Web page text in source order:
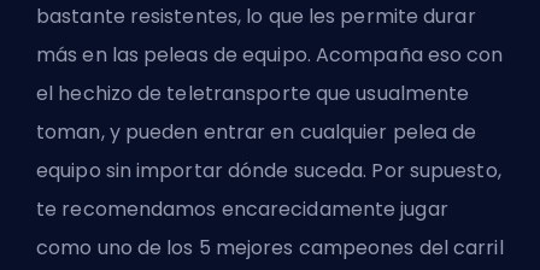
bastante resistentes, lo que les permite durar
más en las peleas de equipo. Acompaña eso con
el hechizo de teletransporte que usualmente
toman, y pueden entrar en cualquier pelea de
equipo sin importar dónde suceda. Por supuesto,
te recomendamos encarecidamente jugar
como uno de los 5 mejores campeones del carril